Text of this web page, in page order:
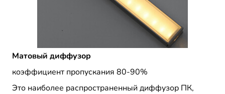
Матовый диффузор
коэффициент пропускания 80-90%
Это наиболее распространенный диффузор ПК,